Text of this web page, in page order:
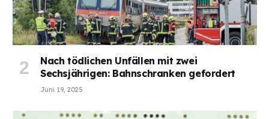
Nach tödlichen Unfällen mit zwei
Sechsjährigen: Bahnschranken gefordert
Juni 19, 2025